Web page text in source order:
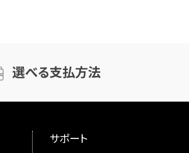
選べる支払方法
サポート